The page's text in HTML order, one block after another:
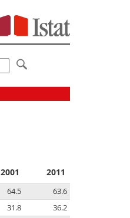
2001 2011
64.5
63.6
31.8
36.2